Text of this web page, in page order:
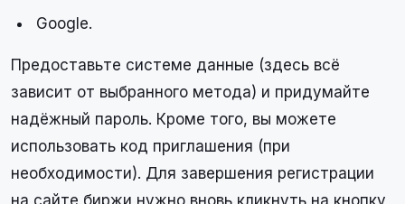
Google.
Предоставьте системе данные (здесь всё
зависит от выбранного метода) и придумайте
надёжный пароль. Кроме того, вы можете
использовать код приглашения (при
необходимости). Для завершения регистрации